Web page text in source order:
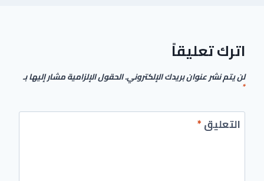
اترك تعليقاً
لن يتم نشر عنوان بريدك الإلكتروني.الحقول الإلزامية مشار إليها بـ
*
التعليق*